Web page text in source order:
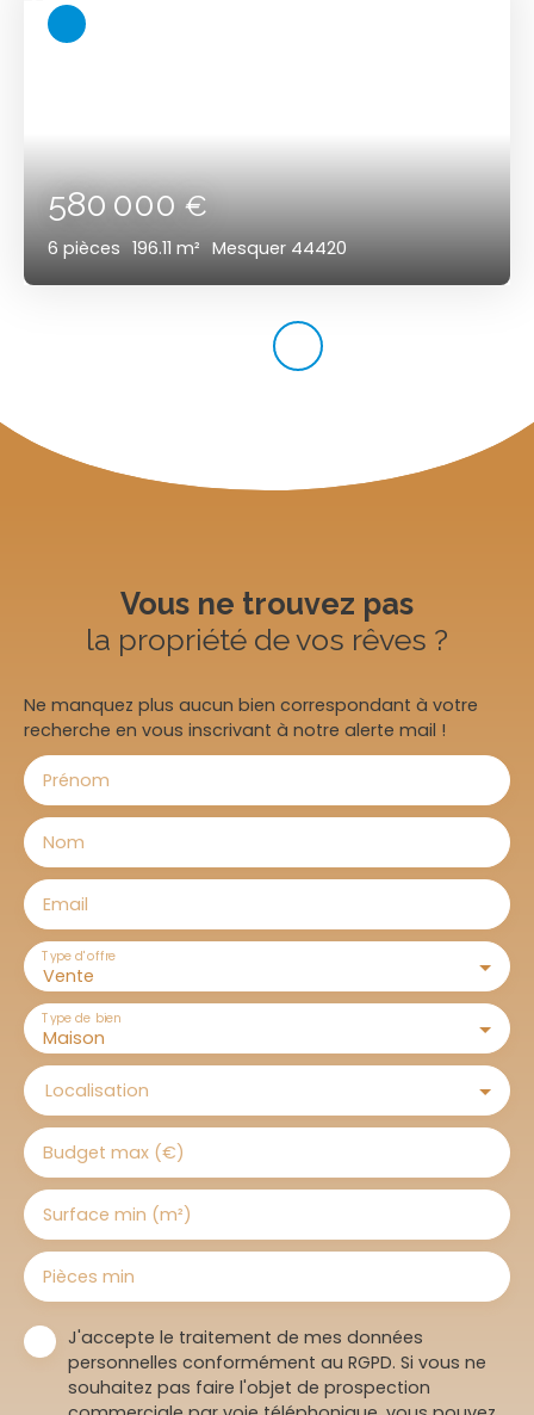
580 000€
6 pièces 196.11 m² Mesquer 44420
Vous ne trouvez pas
la propriété de vos rêves ?
Ne manquez plus aucun bien correspondant à votre
recherche en vous inscrivant à notre alerte mail !
Prénom
Nom
Email
Vente
Type d'offre
Maison
Type de bien
Localisation
Budget max (€)
Surface min (m²)
Pièces min
J'accepte le traitement de mes données
personnelles conformément au RGPD. Si vous ne
souhaitez pas faire l'objet de prospection